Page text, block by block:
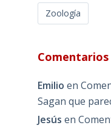
Zoología
Emilio en
Sagan que
Jesús en